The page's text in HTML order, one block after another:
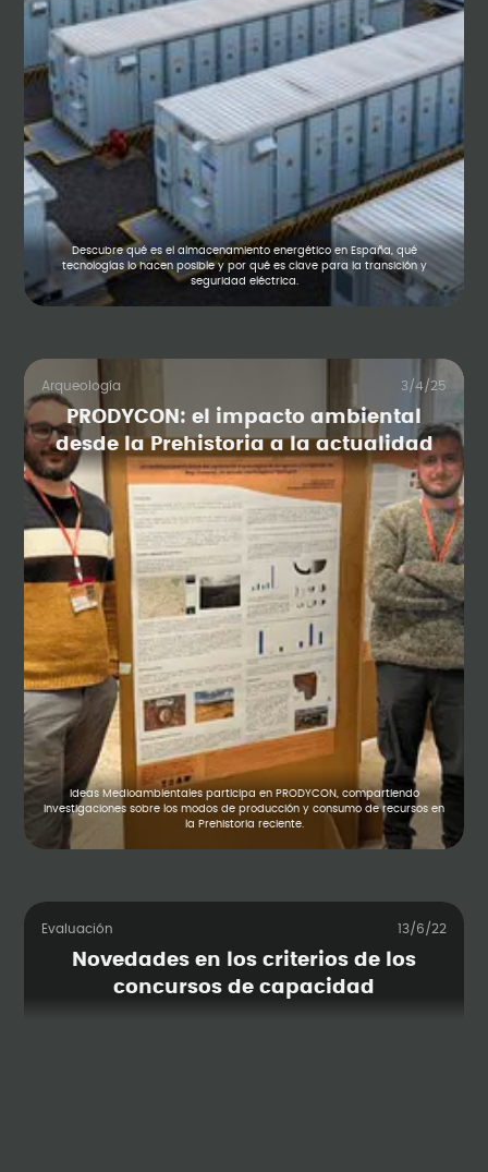
Descubre qué es el almacenamiento energético en España, qué
tecnologías lo hacen posible y por qué es clave para la transición y
seguridad eléctrica.
Arqueología 3/4/25
PRODYCON: el impacto ambiental
desde la Prehistoria a la actualidad
Ideas Medioambientales participa en PRODYCON, compartiendo
investigaciones sobre los modos de producción y consumo de recursos en
la Prehistoria reciente.
Evaluación 13/6/22
Novedades en los criterios de los
concursos de capacidad